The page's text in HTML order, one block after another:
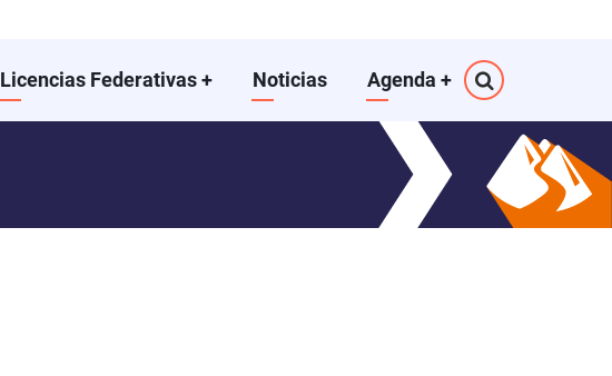
Licencias Federativas+ Noticias Agenda +